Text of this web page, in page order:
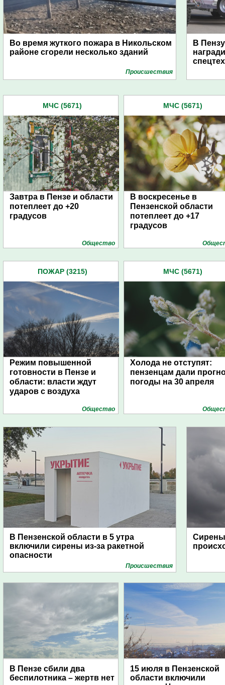
Во время жуткого пожара в Никольском
районе сгорели несколько зданий
Проиcшествия
В
МЧС (5671)
Завтра в Пензе и области
потеплеет до +20
градусов
Общество
МЧС (5671)
В воскресенье в
Пензенской области
потеплеет до +17
градусов
ПОЖАР (3215)
Режим повышенной
готовности в Пензе и
области: власти ждут
ударов с воздуха
Общество
МЧС (5671)
Холода не отступят:
пензенцам дали
погоды на 30 апреля
В Пензенской области в 5 утра
включили сирены из-за ракетной
опасности
Проиcшествия
Сирены
В Пензе сбили два
беспилотника – жертв нет
15 июля в Пензенской
области включили